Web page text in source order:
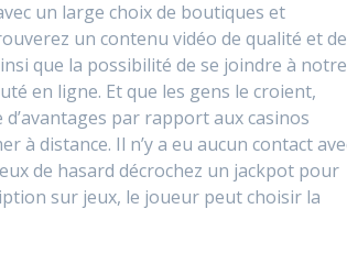
un large choix de boutiques et
un contenu vidéo de qualité et de
que la possibilité de se joindre à notre
en ligne. Et que les gens le croient,
par rapport aux casinos
distance. Il n’y a eu aucun contact
de hasard décrochez un jackpot pour
sur jeux, le joueur peut choisir la